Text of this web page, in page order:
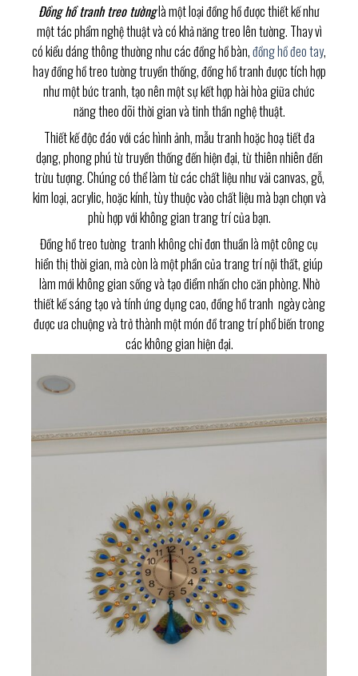
Đồng hồ tranh treo tườnglà một loại đồng hồ được thiết kế như
một tác phẩm nghệ thuật và có khả năng treo lên tường. Thay vì
có kiểu dáng thông thường như các đồng hồ bàn,đồng hồ đeo tay,
hay đồng hồ treo tường truyền thống, đồng hồ tranh được tích hợp
như một bức tranh, tạo nên một sự kết hợp hài hòa giữa chức
năng theo dõi thời gian và tinh thần nghệ thuật.
Thiết kế độc đáo với các hình ảnh, mẫu tranh hoặc hoạ tiết đa
dạng, phong phú từ truyền thống đến hiện đại, từ thiên nhiên đến
trừu tượng. Chúng có thể làm từ các chất liệu như vải canvas, gỗ,
kim loại, acrylic, hoặc kính, tùy thuộc vào chất liệu mà bạn chọn và
phù hợp với không gian trang trí của bạn.
Đồng hồ treo tường tranh không chỉ đơn thuần là một công cụ
hiển thị thời gian, mà còn là một phần của trang trí nội thất, giúp
làm mới không gian sống và tạo điểm nhấn cho căn phòng. Nhờ
thiết kế sáng tạo và tính ứng dụng cao, đồng hồ tranh ngày càng
được ưa chuộng và trở thành một món đồ trang trí phổ biến trong
các không gian hiện đại.